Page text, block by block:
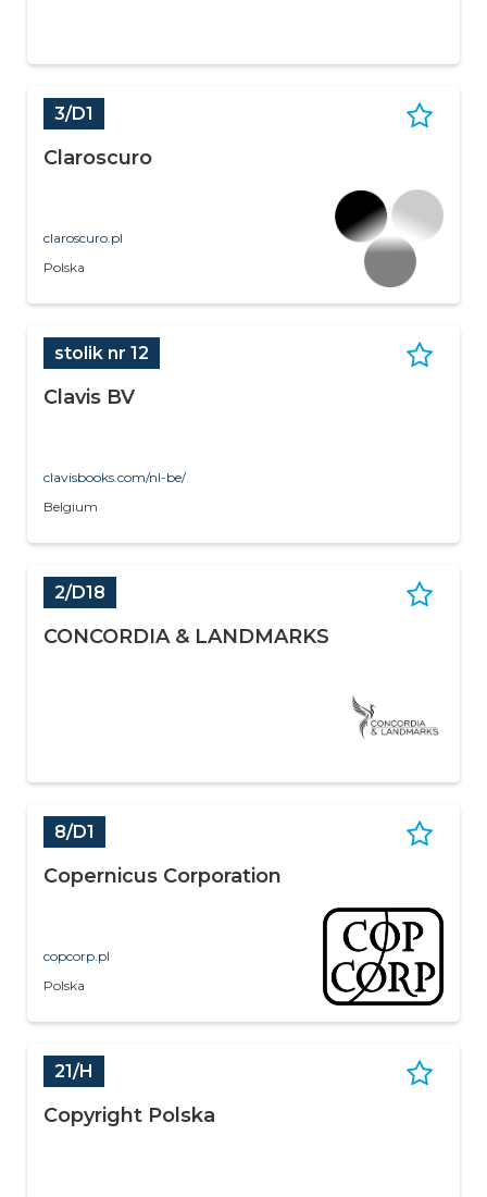
3/D1
Claroscuro
claroscuro.pl
Polska
stolik nr 12
Clavis BV
clavisbooks.com/nl-be/
Belgium
2/D18
CONCORDIA & LANDMARKS
8/D1
Copernicus Corporation
copcorp.pl
Polska
21/H
Copyright Polska